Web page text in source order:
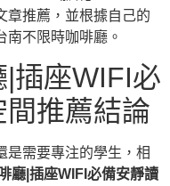
章推薦，並根據自己的
南不限時咖啡廳。
插座WIFI必
推薦結論
是需要專注的學生，相
廳|插座WIFI必備安靜讀